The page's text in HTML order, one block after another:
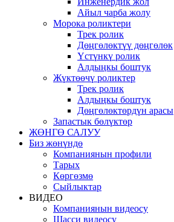
Айыл чарба жолу
Морока роликтери
Трек ролик
Дөңгөлөктүү дөңгөлөк
Үстүнкү ролик
Алдыңкы боштук
Жүктөөчү роликтер
Трек ролик
Алдыңкы боштук
Дөңгөлөктөрдүн арасы
Запастык бөлүктөр
ЖӨНГӨ САЛУУ
Биз жөнүндө
Компаниянын профили
Тарых
Көргөзмө
Сыйлыктар
ВИДЕО
Компаниянын видеосу
Шасси видеосу